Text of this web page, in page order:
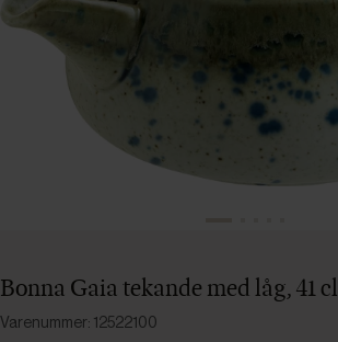
Bonna Gaia tekande med låg, 41 cl
Varenummer: 12522100